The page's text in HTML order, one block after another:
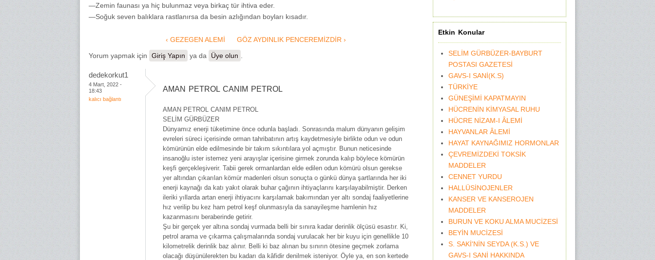
—Zemin faunası ya hiç bulunmaz veya birkaç tür ihtiva eder.
—Soğuk seven balıklara rastlanırsa da besin azlığından boyları kısadır.
‹ GEZEGEN ALEMİ GÖZ AYDINLIK PENCEREMİZDİR ›
Yorum yapmak için Giriş Yapın ya da Üye olun
dedekorkut1
4 Mart, 2022 -
18:43
kalıcı bağlantı
AMAN PETROL CANIM PETROL
AMAN PETROL CANIM PETROL
SELİM GÜRBÜZER
Dünyamız enerji tüketimine önce odunla başladı. Sonrasında malum dünyanın gelişim
evreleri süreci içerisinde orman tahribatının artış kaydetmesiyle birlikte odun ve odun
kömürünün elde edilmesinde bir takım sıkıntılara yol açmıştır. Bunun neticesinde
insanoğlu ister istemez yeni arayışlar içerisine girmek zorunda kalıp böylece kömürün
keşfi gerçekleşiverir. Tabii gerek ormanlardan elde edilen odun kömürü olsun gerekse
yer altından çıkarılan kömür madenleri olsun sonuçta o günkü dünya şartlarında her iki
enerji kaynağı da katı yakıt olarak buhar çağının ihtiyaçlarını karşılayabilmiştir. Derken
ileriki yıllarda artan enerji ihtiyacını karşılamak bakımından yer altı sondaj faaliyetlerine
hız verilip bu kez ham petrol keşf olunmasıyla da sanayileşme hamlenin hız
kazanmasını beraberinde getirir.
Şu bir gerçek yer altına sondaj vurmada belli bir sınıra kadar derinlik ölçüsü esastır. Ki,
petrol arama ve çıkarma çalışmalarında sondaj vurulacak her bir kuyu için genellikle 10
kilometrelik derinlik baz alınır. Belli ki baz alınan bu sınırın ötesine geçmek zorlama
olacağı düşünülerekten bu kadarı da kâfidir denilmek isteniyor. Öyle ya, en son kertede
Etkin Konular
SELİM GÜRBÜZER-BAYBURT
POSTASI GAZETESİ
GAVS-I SANİ(K.S)
TÜRKİYE
GÜNEŞİMİ KAPATMAYIN
HÜCRENİN KİMYASAL RUHU
HÜCRE NİZAM-I ÂLEMİ
HAYVANLAR ÂLEMİ
HAYAT KAYNAĞIMIZ HORMONLAR
ÇEVREMİZDEKİ TOKSİK
MADDELER
CENNET YURDU
HALLÜSİNOJENLER
KANSER VE KANSEROJEN
MADDELER
BURUN VE KOKU ALMA MUCİZESİ
BEYİN MUCİZESİ
S. SAKİ'NİN SEYDA (K.S.) VE
GAVS-I SANİ HAKKINDA